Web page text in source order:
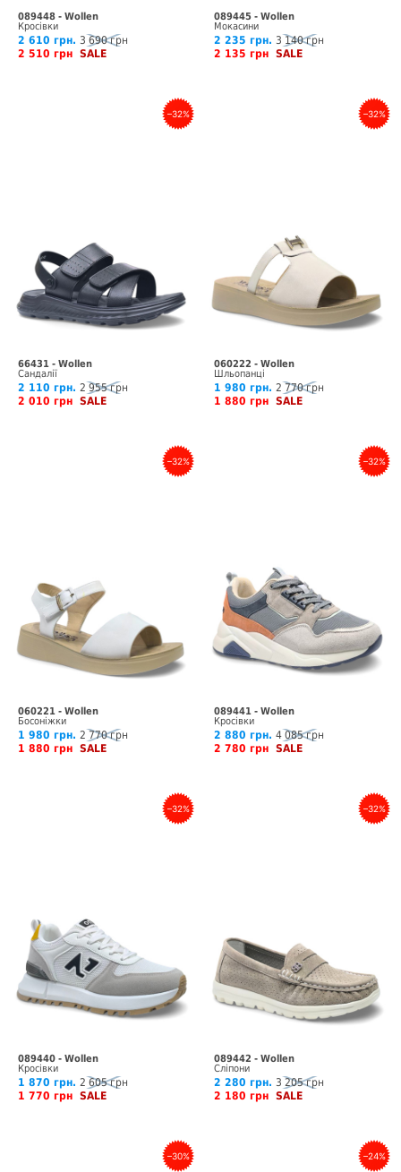
089448 - Wollen
Кросівки
2 610 грн. 3 690 грн
2 510 грн SALE
089445 - Wollen
Мокасини
2 235 грн. 3 140 грн
2 135 грн SALE
–32%
66431 - Wollen
Сандалії
2 110 грн. 2 955 грн
2 010 грн SALE
–32%
060222 - Wollen
Шльопанці
1 980 грн. 2 770 грн
1 880 грн SALE
–32%
060221 - Wollen
Босоніжки
1 980 грн. 2 770 грн
1 880 грн SALE
–32%
089441 - Wollen
Кросівки
2 880 грн. 4 085 грн
2 780 грн SALE
–32%
089440 - Wollen
Кросівки
1 870 грн. 2 605 грн
1 770 грн SALE
–32%
089442 - Wollen
Сліпони
2 280 грн. 3 205 грн
2 180 грн SALE
–30% –24%